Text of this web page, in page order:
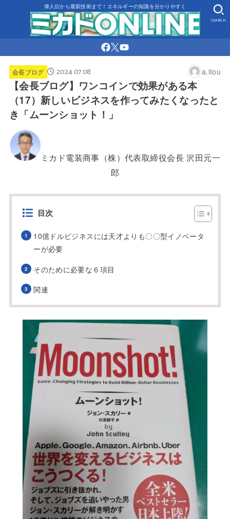
偉人伝から最新技術まで！エネルギーの知識を分かりやすく
SEARCH
会長ブログ 2024.07.08 a.itou
【会長ブログ】ワンコインで効果がある本
（17）新しいビジネスを作ってみたくなったと
き「ムーンショット！」
ミカド電装商事（株）代表取締役会長 沢田元一
郎
目次
10億ドルビジネスには天才よりも〇〇型イノベータ
ーが必要
そのために必要な６項目
関連